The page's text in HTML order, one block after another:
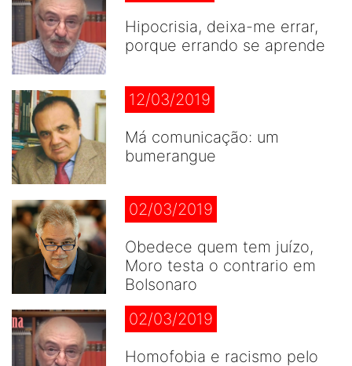
Hipocrisia, deixa-me errar,
porque errando se aprende
12/03/2019
Má comunicação: um
bumerangue
02/03/2019
Obedece quem tem juízo,
Moro testa o contrario em
Bolsonaro
02/03/2019
Homofobia e racismo pelo